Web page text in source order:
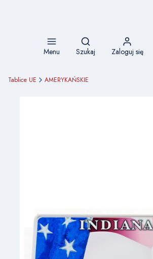
Menu
Otwórz wyszukiwarkę
Szukaj Zaloguj się
Tablice UE AMERYKAŃSKIE